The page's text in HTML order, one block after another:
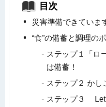
目次
災害準備できていま
“食”の備蓄と調理の
ステップ１「ロ
は備蓄！
ステップ２ かし
ステップ３